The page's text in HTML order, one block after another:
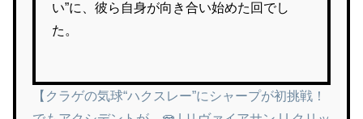
い”に、彼ら自身が向き合い始めた回でし
た。
【クラゲの気球“ハクスレー”にシャープが初挑戦！